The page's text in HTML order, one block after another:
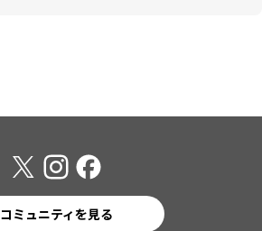
コミュニティを見る